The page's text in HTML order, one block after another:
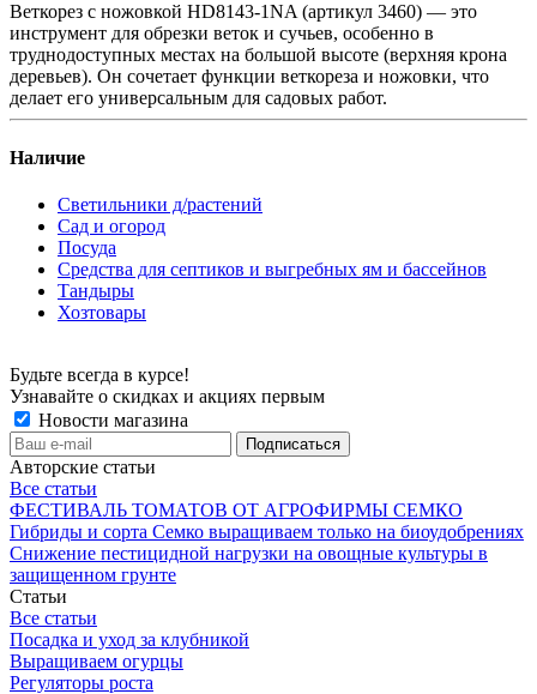
Веткорез с ножовкой HD8143-1NA (артикул 3460) — это
инструмент для обрезки веток и сучьев, особенно в
труднодоступных местах на большой высоте (верхняя крона
деревьев). Он сочетает функции веткореза и ножовки, что
делает его универсальным для садовых работ.
Наличие
Светильники д/растений
Сад и огород
Посуда
Средства для септиков и выгребных ям и бассейнов
Тандыры
Хозтовары
Будьте всегда в курсе!
Узнавайте о скидках и акциях первым
Новости магазина
Авторские статьи
Все статьи
ФЕСТИВАЛЬ ТОМАТОВ ОТ АГРОФИРМЫ СЕМКО
Гибриды и сорта Семко выращиваем только на биоудобрениях
Снижение пестицидной нагрузки на овощные культуры в
защищенном грунте
Статьи
Все статьи
Посадка и уход за клубникой
Выращиваем огурцы
Регуляторы роста